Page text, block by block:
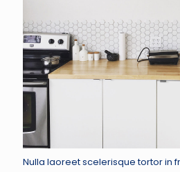
Nulla laoreet scelerisque tortor in